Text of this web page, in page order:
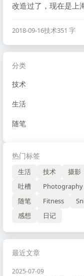
分类
技术
生活
随笔
热门标签
生活 技术 摄影
吐槽
Photography
随笔
Fitness
感想
日记
改造过了，现在是上
2018-09-16技术351 字
最近文章
2025-07-09